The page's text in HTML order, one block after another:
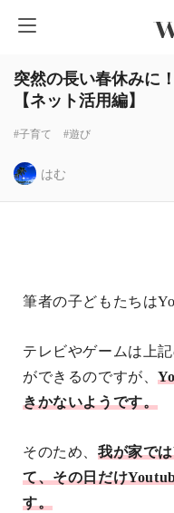
突然の長い春休みに
【ネット活用編】
#子育て #遊び
はむ
筆者の子どもたちは
テレビやゲームは上
ができるのですが、
きかないようです。
そのため、 我が家では
て、その日だけ
す。